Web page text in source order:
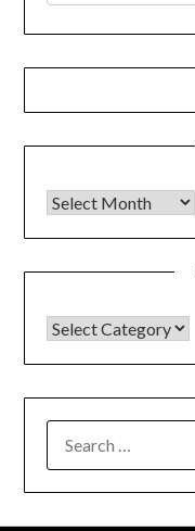
Arsip
KATEGORI
FOR: